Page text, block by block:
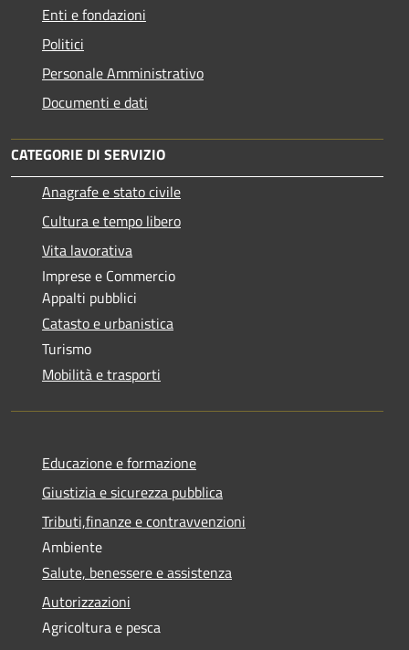
Enti e fondazioni
Politici
Personale Amministrativo
Documenti e dati
CATEGORIE DI SERVIZIO
Anagrafe e stato civile
Cultura e tempo libero
Vita lavorativa
Imprese e Commercio
Appalti pubblici
Catasto e urbanistica
Turismo
Mobilità e trasporti
Educazione e formazione
Giustizia e sicurezza pubblica
Tributi,finanze e contravvenzioni
Ambiente
Salute, benessere e assistenza
Autorizzazioni
Agricoltura e pesca